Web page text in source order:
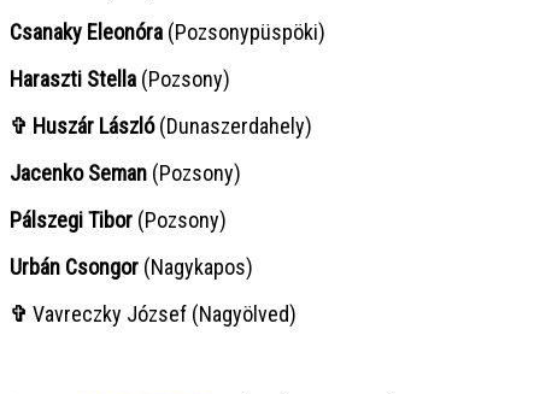
Csanaky Eleonóra (Pozsonypüspöki)
Haraszti Stella (Pozsony)
✞ Huszár László(Dunaszerdahely)
Jacenko Seman (Pozsony)
Pálszegi Tibor (Pozsony)
Urbán Csongor (Nagykapos)
✞ Vavreczky József (Nagyölved)